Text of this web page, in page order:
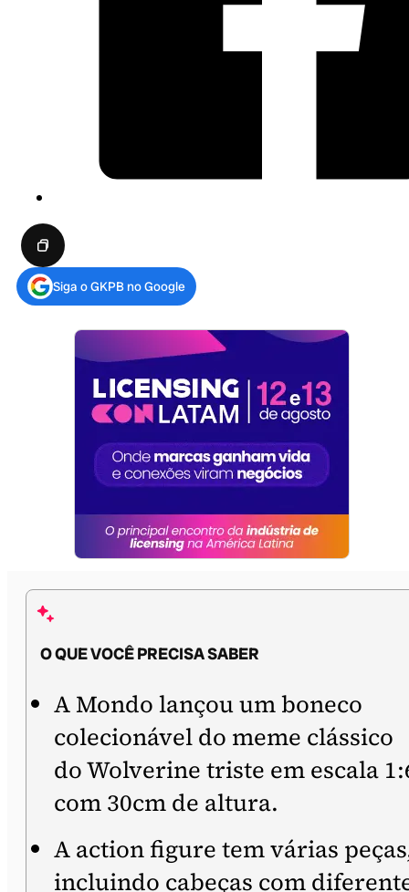
Siga o GKPB no Google
O QUE VOCÊ PRECISA SABER
A Mondo lançou um boneco
colecionável do meme clássico
do Wolverine triste em escala
com 30cm de altura.
A action figure tem várias
incluindo cabeças com